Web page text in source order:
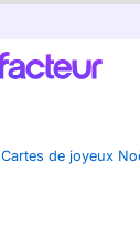
Cartes de joyeux